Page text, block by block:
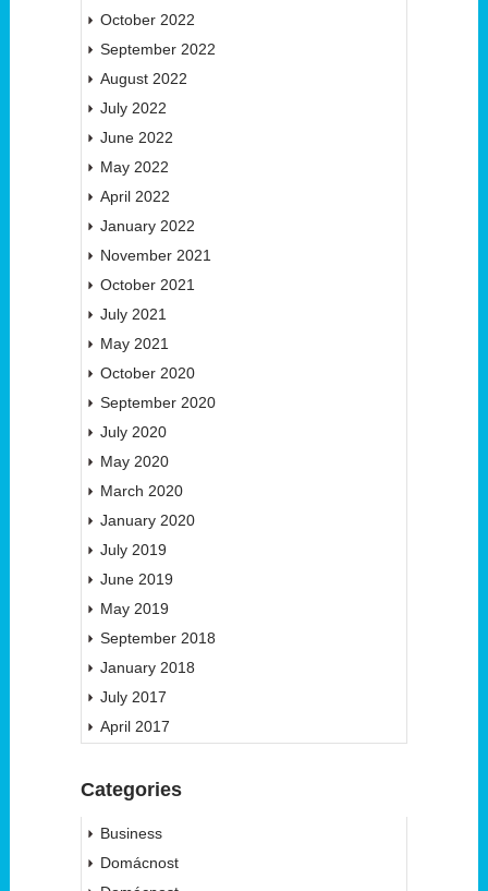
October 2022
September 2022
August 2022
July 2022
June 2022
May 2022
April 2022
January 2022
November 2021
October 2021
July 2021
May 2021
October 2020
September 2020
July 2020
May 2020
March 2020
January 2020
July 2019
June 2019
May 2019
September 2018
January 2018
July 2017
April 2017
Categories
Business
Domácnost